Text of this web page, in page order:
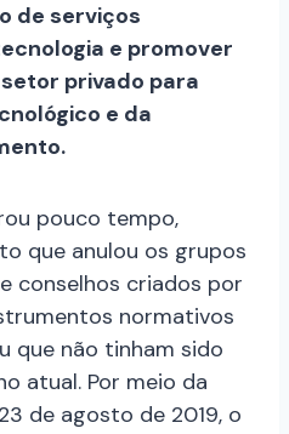
de serviços
e promover
privado para
e da
pouco tempo,
que anulou os grupos
conselhos criados por
normativos
que não tinham sido
atual. Por meio da
de agosto de 2019, o